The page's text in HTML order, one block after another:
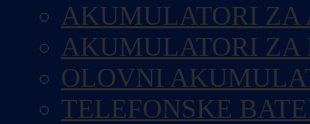
AKUMULATORI ZA
AKUMULATORI ZA
OLOVNI
TELEFONSKE